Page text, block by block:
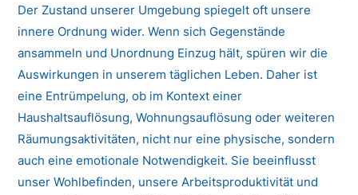
Der Zustand unserer Umgebung spiegelt oft unsere
innere Ordnung wider. Wenn sich Gegenstände
ansammeln und Unordnung Einzug hält, spüren wir die
Auswirkungen in unserem täglichen Leben. Daher ist
eine Entrümpelung, ob im Kontext einer
Haushaltsauflösung, Wohnungsauflösung oder weiteren
Räumungsaktivitäten, nicht nur eine physische, sondern
auch eine emotionale Notwendigkeit. Sie beeinflusst
unser Wohlbefinden, unsere Arbeitsproduktivität und